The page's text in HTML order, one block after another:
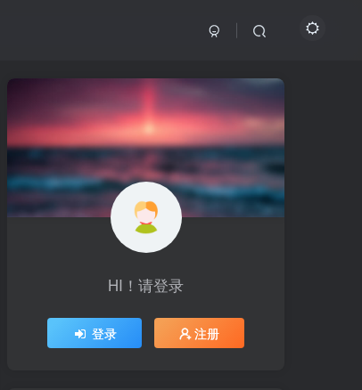
HI！请登录
登录 注册
HI！请登录
登录 注册